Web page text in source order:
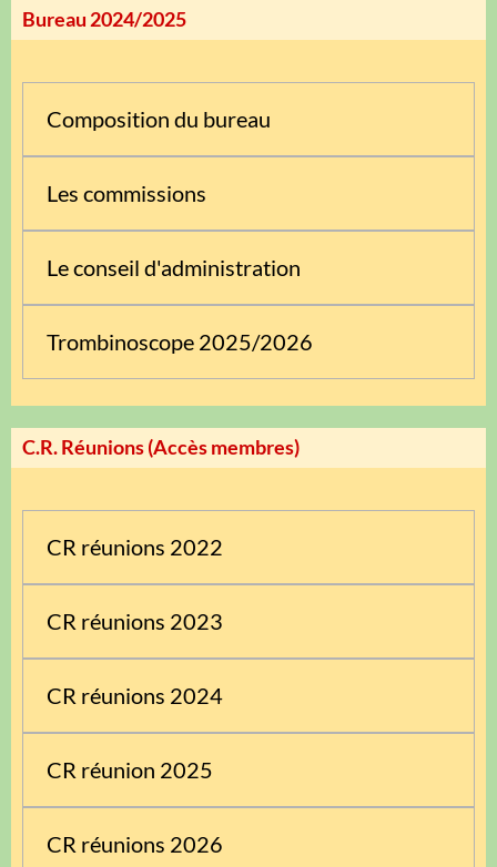
Bureau 2024/2025
Composition du bureau
Les commissions
Le conseil d'administration
Trombinoscope 2025/2026
C.R. Réunions (Accès membres)
CR réunions 2022
CR réunions 2023
CR réunions 2024
CR réunion 2025
CR réunions 2026